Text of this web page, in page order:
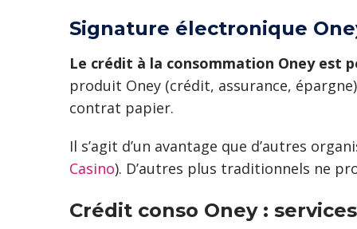
Signature électronique
Le crédit à la consommation Oney est
produit Oney (crédit, assurance,
contrat papier.
Il s’agit d’un avantage que d’autres
Casino). D’autres plus traditionnels ne
Crédit conso Oney :